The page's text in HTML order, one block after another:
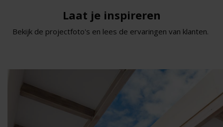
Laat je inspireren
Bekijk de projectfoto's en lees de ervaringen van klanten.